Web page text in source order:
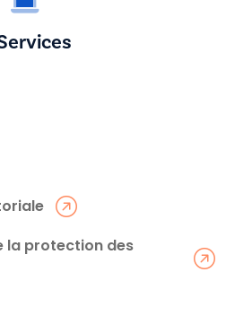
la protection des